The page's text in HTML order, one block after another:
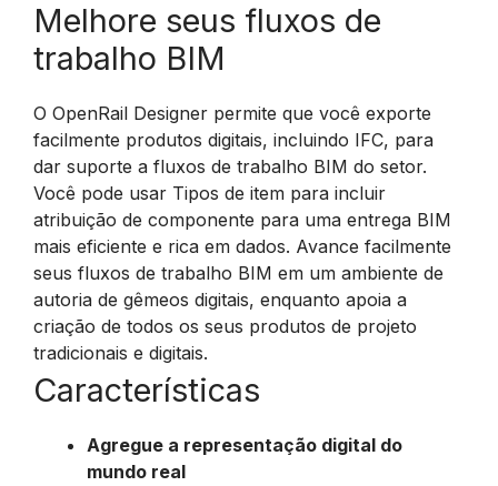
Melhore seus fluxos de
trabalho BIM
O OpenRail Designer permite que você exporte
facilmente produtos digitais, incluindo IFC, para
dar suporte a fluxos de trabalho BIM do setor.
Você pode usar Tipos de item para incluir
atribuição de componente para uma entrega BIM
mais eficiente e rica em dados. Avance facilmente
seus fluxos de trabalho BIM em um ambiente de
autoria de gêmeos digitais, enquanto apoia a
criação de todos os seus produtos de projeto
tradicionais e digitais.
Características
Agregue a representação digital do
mundo real